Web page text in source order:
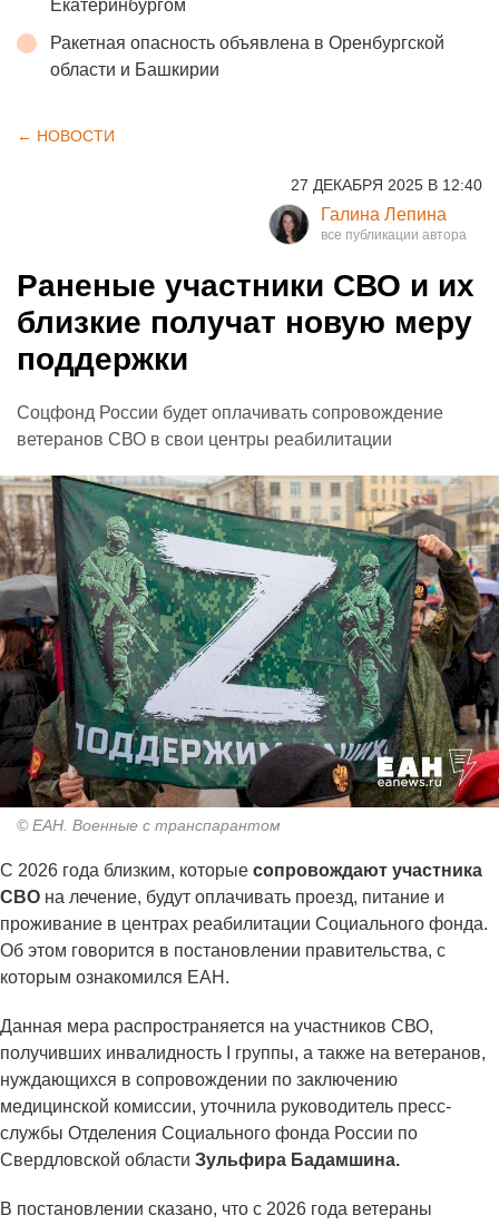
Екатеринбургом
Ракетная опасность объявлена в Оренбургской
области и Башкирии
← НОВОСТИ
27 ДЕКАБРЯ 2025 В 12:40
Галина Лепина
Раненые участники СВО и их
близкие получат новую меру
поддержки
Соцфонд России будет оплачивать сопровождение
ветеранов СВО в свои центры реабилитации
© ЕАН. Военные с транспарантом
С 2026 года близким, которые сопровождают участника
СВО на лечение, будут оплачивать проезд, питание и
проживание в центрах реабилитации Социального фонда.
Об этом говорится в постановлении правительства, с
которым ознакомился ЕАН.
Данная мера распространяется на участников СВО,
получивших инвалидность I группы, а также на ветеранов,
нуждающихся в сопровождении по заключению
медицинской комиссии, уточнила руководитель пресс-
службы Отделения Социального фонда России по
Свердловской области Зульфира Бадамшина.
В постановлении сказано, что с 2026 года ветераны